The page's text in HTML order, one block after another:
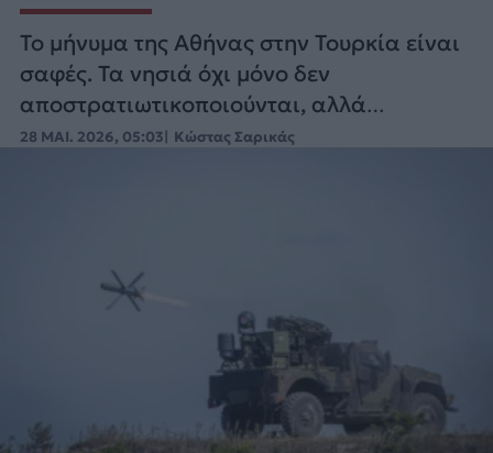
Το μήνυμα της Αθήνας στην Τουρκία είναι
σαφές. Τα νησιά όχι μόνο δεν
αποστρατιωτικοποιούνται, αλλά
εξοπλίζονται με συστήματα σαν
28 ΜΑΙ. 2026, 05:03 Κώστας Σαρικάς